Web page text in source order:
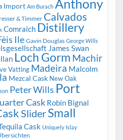
Import Am Burach Anthony
& Timmer Calvados
Comraich Distillery
Ile Gavin Douglas George Wills
James Swan
Loch Gorm Machir
Vatting Madeira Malcolm
Mezcal Cask New Oak
Peter Wills Port
Cask Robin Bignal
SliderSmall
Cask Uniquely Islay